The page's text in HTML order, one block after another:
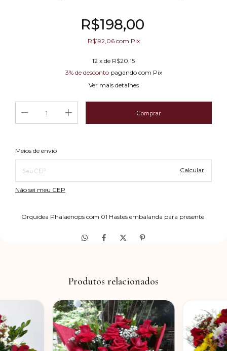
R$198,00
R$192,06 com Pix
12 x de R$20,15
3% de descontopagando com Pix
Ver mais detalhes
Entregas para o CEP:
Meios de envio
Calcular
Não sei meu CEP
Orquidea Phalaenops com 01 Hastes embalanda para presente
Produtos relacionados